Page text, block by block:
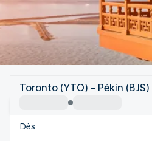
Chine
Chine
Toronto (YTO) - Pékin (BJS)
Dès